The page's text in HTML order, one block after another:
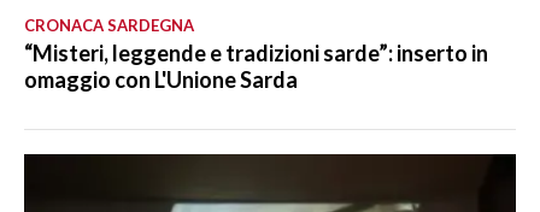
CRONACA SARDEGNA
“Misteri, leggende e tradizioni sarde”: inserto in
omaggio con L'Unione Sarda